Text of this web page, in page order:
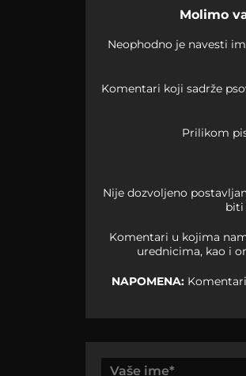
Molimo
Neophodno je navesti
Komentari koji sadrže
Prilikom
Nije dozvoljeno
biti
Komentari u kojima
urednicima, kao i
NAPOMENA: